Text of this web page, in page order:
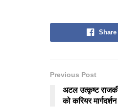
Share
Previous Post
अटल उत्कृष्ट
को करियर